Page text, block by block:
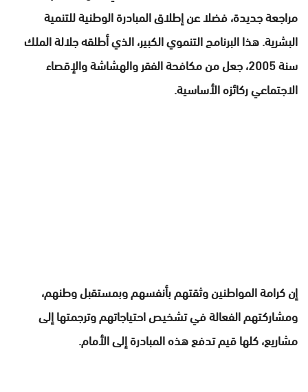
مراجعة جديدة، فضلا عن إطلاق المبادرة الوطنية للتنمية
البشرية. هذا البرنامج التنموي الكبير، الذي أطلقه جلالة الملك
سنة 2005، جعل من مكافحة الفقر والهشاشة والإقصاء
الاجتماعي ركائزه الأساسية.
إن كرامة المواطنين وثقتهم بأنفسهم وبمستقبل وطنهم،
ومشاركتهم الفعالة في تشخيص احتياجاتهم وترجمتها إلى
مشاريع، كلها قيم تدفع هذه المبادرة إلى الأمام.